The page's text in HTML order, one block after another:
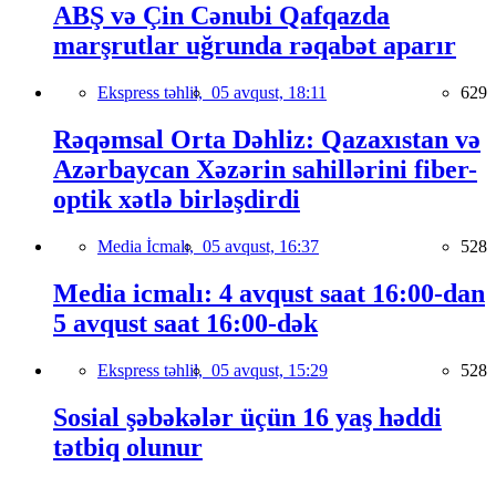
ABŞ və Çin Cənubi Qafqazda
marşrutlar uğrunda rəqabət aparır
Ekspress təhlil, 05 avqust, 18:11 629
Rəqəmsal Orta Dəhliz: Qazaxıstan və
Azərbaycan Xəzərin sahillərini fiber-
optik xətlə birləşdirdi
Media İcmalı, 05 avqust, 16:37 528
Media icmalı: 4 avqust saat 16:00-dan
5 avqust saat 16:00-dək
Ekspress təhlil, 05 avqust, 15:29 528
Sosial şəbəkələr üçün 16 yaş həddi
tətbiq olunur